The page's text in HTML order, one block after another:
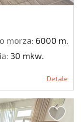
morza: 6000 m.
30 mkw.
Detale